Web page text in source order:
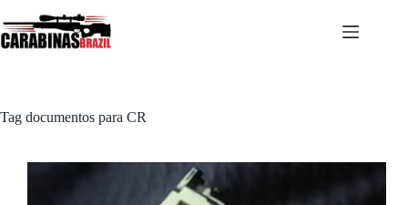
para
o
Tag documentos para CR